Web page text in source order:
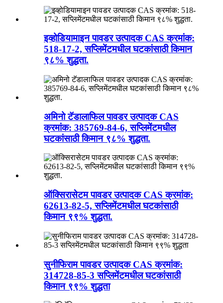
इव्होडियामाइन पावडर उत्पादक CAS क्रमांक:
518-17-2, सप्लिमेंटमधील घटकांसाठी किमान
९८% शुद्धता.
अमिनो टॅडालाफिल पावडर उत्पादक CAS
क्रमांक: 385769-84-6, सप्लिमेंटमधील
घटकांसाठी किमान ९८% शुद्धता.
ऑक्सिरासेटम पावडर उत्पादक CAS क्रमांक:
62613-82-5, सप्लिमेंटमधील घटकांसाठी
किमान ९९% शुद्धता.
सुनीफिराम पावडर उत्पादक CAS क्रमांक:
314728-85-3 सप्लिमेंटमधील घटकांसाठी
किमान ९९% शुद्धता